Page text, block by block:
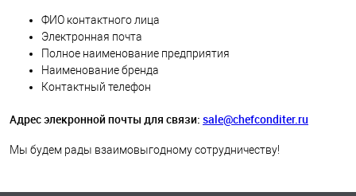
ФИО контактного лица
Электронная почта
Полное наименование предприятия
Наименование бренда
Контактный телефон
Адрес элекронной почты для связи: sale@chefconditer.ru
Мы будем рады взаимовыгодному сотрудничеству!